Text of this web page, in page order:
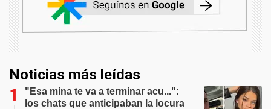
Noticias más leídas
"Esa mina te va a terminar acu...":
los chats que anticipaban la locura